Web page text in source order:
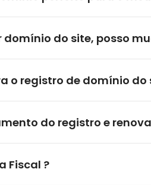
domínio do site, posso
o registro de domínio do
do registro e
Fiscal ?